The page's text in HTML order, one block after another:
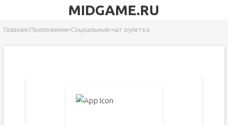
MIDGAME.RU
Главная›Приложение›Социальные›чат рулетка